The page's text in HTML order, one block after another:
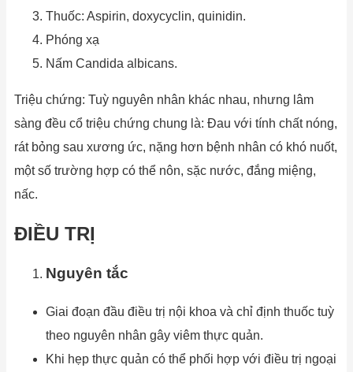
Thuốc: Aspirin, doxycyclin, quinidin.
Phóng xạ
Nấm Candida albicans.
Triệu chứng: Tuỳ nguyên nhân khác nhau, nhưng lâm
sàng đều cổ triệu chứng chung là: Đau với tính chất nóng,
rát bỏng sau xương ức, nặng hơn bệnh nhân có khó nuốt,
một số trường hợp có thể nôn, sặc nước, đắng miệng,
nấc.
ĐIỀU TRỊ
Nguyên tắc
Giai đoạn đầu điều trị nội khoa và chỉ định thuốc tuỳ
theo nguyên nhân gây viêm thực quản.
Khi hẹp thực quản có thể phối hợp với điều trị ngoại